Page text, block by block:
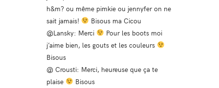
h&m? ou même pimkie ou jennyfer on ne
sait jamais!
Bisous ma Cicou
@Lansky: Merci
Pour les boots moi
j’aime bien, les gouts et les couleurs
Bisous
@ Crousti: Merci, heureuse que ça te
plaise
Bisous